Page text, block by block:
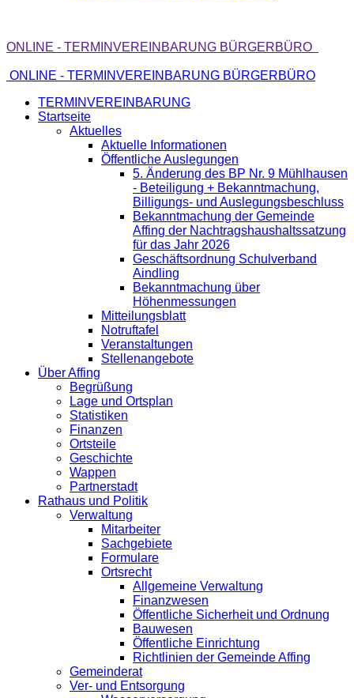
ONLINE - TERMINVEREINBARUNG BÜRGERBÜRO
ONLINE - TERMINVEREINBARUNG BÜRGERBÜRO
TERMINVEREINBARUNG
Startseite
Aktuelles
Aktuelle Informationen
Öffentliche Auslegungen
5. Änderung des BP Nr. 9 Mühlhausen
- Beteiligung + Bekanntmachung,
Billigungs- und Auslegungsbeschluss
Bekanntmachung der Gemeinde
Affing der Nachtragshaushaltssatzung
für das Jahr 2026
Geschäftsordnung Schulverband
Aindling
Bekanntmachung über
Höhenmessungen
Mitteilungsblatt
Notruftafel
Veranstaltungen
Stellenangebote
Über Affing
Begrüßung
Lage und Ortsplan
Statistiken
Finanzen
Ortsteile
Geschichte
Wappen
Partnerstadt
Rathaus und Politik
Verwaltung
Mitarbeiter
Sachgebiete
Formulare
Ortsrecht
Allgemeine Verwaltung
Finanzwesen
Öffentliche Sicherheit und Ordnung
Bauwesen
Öffentliche Einrichtung
Richtlinien der Gemeinde Affing
Gemeinderat
Ver- und Entsorgung